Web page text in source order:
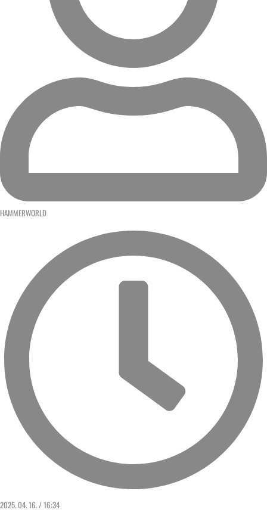
HAMMERWORLD
2025. 04. 16. / 16:34